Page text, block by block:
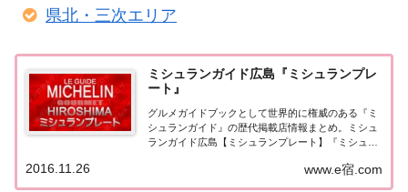
県北・三次エリア
ミシュランガイド広島『ミシュランプレ
ート』
グルメガイドブックとして世界的に権威のある『ミ
シュランガイド』の歴代掲載店情報まとめ。ミシュ
ランガイド広島【ミシュランプレート】『ミシュラ
店をまとめてみました。（出典元：）ミシュランガ
イド広島2018広島レストラン2018【ミシュラン...
www.e宿.com
2016.11.26